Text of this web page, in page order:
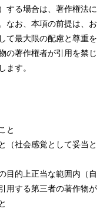
する場合は、著作権法に
なお、本項の前提は、お
て最⼤限の配慮と尊重を
の著作権者が引⽤を禁じ
ます。
と
（社会感覚として妥当と
⽬的上正当な範囲内（⾃
⽤する第三者の著作物が